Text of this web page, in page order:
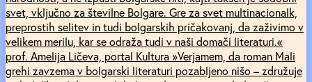
svet, vključno za številne Bolgare. Gre za svet multinacionalk,
preprostih selitev in tudi bolgarskih pričakovanj, da zaživimo v
velikem merilu, kar se odraža tudi v naši domači literaturi.«
prof. Amelija Ličeva, portal Kultura »Verjamem, da roman Mali
grehi zavzema v bolgarski literaturi pozabljeno nišo – združuje